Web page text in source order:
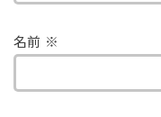
名前 ※